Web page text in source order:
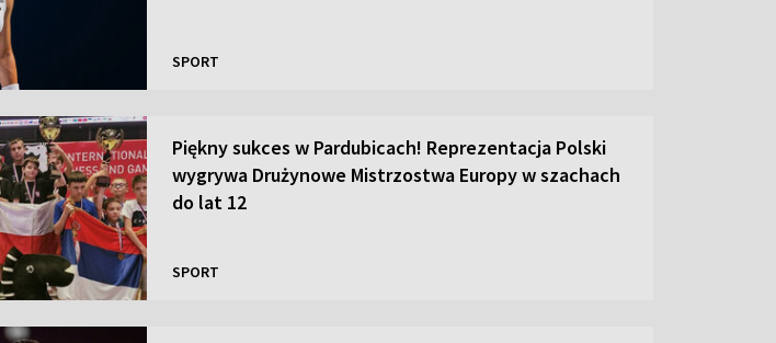
SPORT
Piękny sukces w Pardubicach! Reprezentacja Polski
wygrywa Drużynowe Mistrzostwa Europy w szachach
do lat 12
SPORT